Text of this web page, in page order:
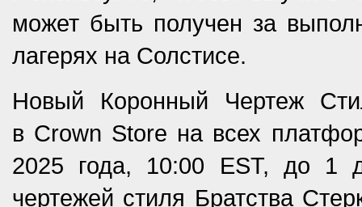
может быть получен за
лагерях на Солстисе.
Новый Коронный Чертеж
в Crown Store на всех
2025 года, 10:00 EST, до 1
чертежей стиля Братства